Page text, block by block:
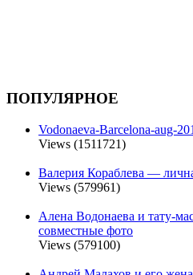
ПОПУЛЯРНОЕ
Vodonaeva-Barcelona-aug-
Views (1511721)
Валерия Кораблева —
Views (579961)
Алена Водонаева и тату-
совместные фото
Views (579100)